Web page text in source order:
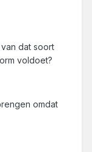
dat soort
voldoet?
omdat